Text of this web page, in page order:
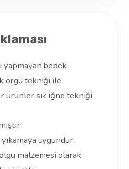
yapmayan bebek
örgü tekniği ile
ürünler sık iğne tekniği
uygundur.
malzemesi olarak